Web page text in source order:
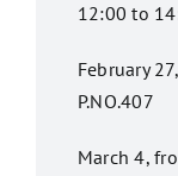
12:00 to
February
P.NO.407
March 4,